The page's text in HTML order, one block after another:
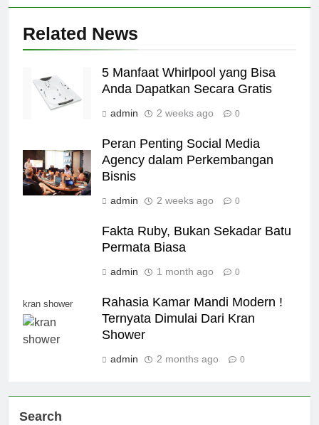
Related News
5 Manfaat Whirlpool yang Bisa
Anda Dapatkan Secara Gratis
admin 2 weeks ago 0
Peran Penting Social Media
Agency dalam Perkembangan
Bisnis
admin 2 weeks ago 0
Fakta Ruby, Bukan Sekadar Batu
Permata Biasa
admin 1 month ago 0
kran shower
Rahasia Kamar Mandi Modern !
Ternyata Dimulai Dari Kran
Shower
admin 2 months ago 0
Search